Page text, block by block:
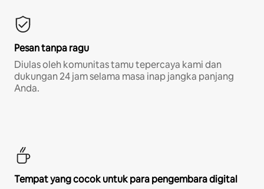
Pesan tanpa ragu
Diulas oleh komunitas tamu tepercaya kami dan
dukungan 24 jam selama masa inap jangka panjang
Anda.
Tempat yang cocok untuk para pengembara digital